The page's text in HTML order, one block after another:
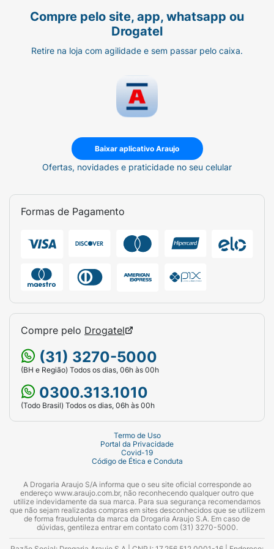
Compre pelo site, app, whatsapp ou
Drogatel
Retire na loja com agilidade e sem passar pelo caixa.
Baixar aplicativo Araujo
Ofertas, novidades e praticidade no seu celular
Formas de Pagamento
Compre pelo Drogatel
(31) 3270-5000
(BH e Região) Todos os dias, 06h às 00h
0300.313.1010
(Todo Brasil) Todos os dias, 06h às 00h
Termo de Uso
Portal da Privacidade
Covid-19
Código de Ética e Conduta
A Drogaria Araujo S/A informa que o seu site oficial corresponde ao
endereço www.araujo.com.br, não reconhecendo qualquer outro que
utilize indevidamente da sua marca. Para sua segurança recomendamos
que não sejam realizadas compras em sites desconhecidos que se utilizem
de forma fraudulenta da marca da Drogaria Araujo S.A. Em caso de
dúvidas, gentileza entrar em contato com (31) 3270-5000.